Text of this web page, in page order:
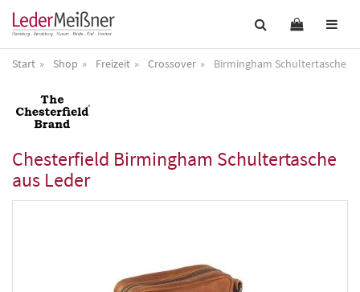
Start Shop Freizeit Crossover Birmingham Schultertasche
Chesterfield Birmingham Schultertasche
aus Leder